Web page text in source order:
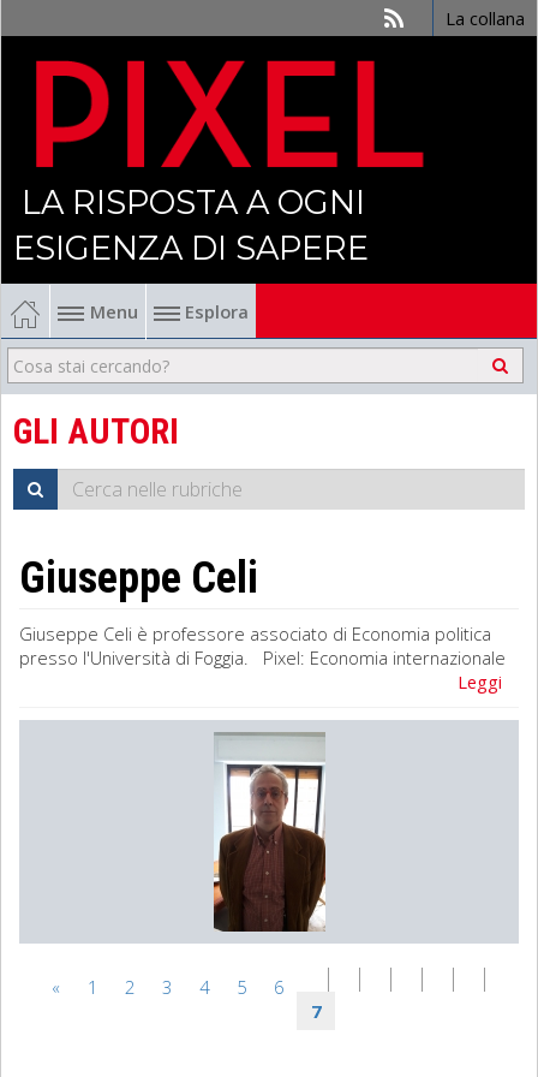
La collana
LA RISPOSTA A OGNI
ESIGENZA DI SAPERE
Menu Esplora
Economia
Management
Finanza
Sociologia
Filosofia
GLI AUTORI
Giuseppe Celi
Giuseppe Celi è professore associato di Economia politica
presso l'Università di Foggia. Pixel: Economia internazionale
Leggi
« 1 2 3 4 5
6
7